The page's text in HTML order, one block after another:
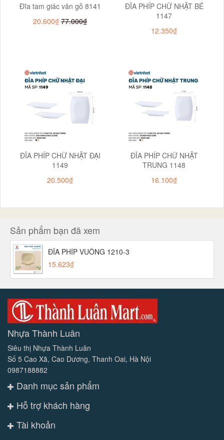
Đĩa tam giác vân gỗ 8141
20.600₫ 77.000₫
ĐĨA PHÍP CHỮ NHẬT BÉ
1147
12.350₫
ĐĨA PHÍP CHỮ NHẬT ĐẠI
1149
20.500₫
ĐĨA PHÍP CHỮ NHẬT
TRUNG 1148
16.100₫
Sản phẩm bạn đã xem
ĐĨA PHÍP VUÔNG 1210-3
15.623₫
Nhựa Thành Luân
Siêu thị Nhựa Thành Luân
Số 5 Cao Xã, Cao Dương, Thanh Oai, Hà Nội
0987188882
Danh mục sản phẩm
Hỗ trợ khách hàng
Tài khoản